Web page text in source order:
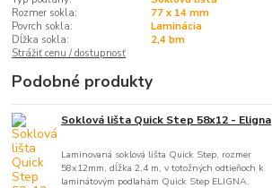
Rozmer sokla:
77 x 14 mm
Povrch sokla:
Laminácia
Dĺžka sokla:
2,4 bm
Strážiť cenu / dostupnosť
Podobné produkty
Soklová lišta Quick Step 58x12 - Eligna
Laminovaná soklová lišta Quick Step, rozmer
58x12mm, dĺžka 2,4 m, v totožných odtieňoch k
laminátovým podlahám Quick Step ELIGNA.